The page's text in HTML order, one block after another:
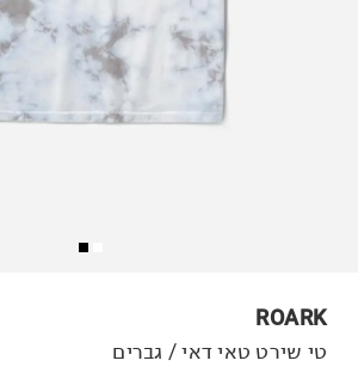
ROARK
טי שירט טאי דאי / גברים